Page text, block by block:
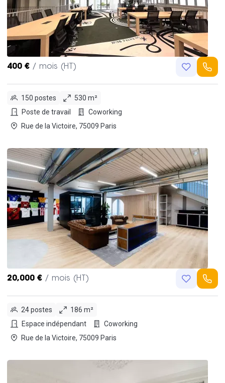
400 € / mois (HT)
150 postes
530 m²
Poste de travail
Coworking
Rue de la Victoire, 75009 Paris
20,000 € / mois (HT)
24 postes
186 m²
Espace indépendant
Coworking
Rue de la Victoire, 75009 Paris